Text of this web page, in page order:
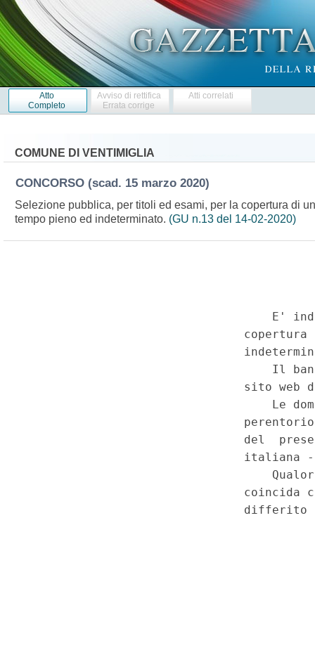
Atto
Completo
Avviso di rettifica
Errata corrige
Atti correlati
COMUNE DI VENTIMIGLIA
CONCORSO (scad. 15 marzo 2020)
Selezione pubblica, per titoli ed esami, per la copertura di
tempo pieno ed indeterminato. (GU n.13 del 14-02-2020)